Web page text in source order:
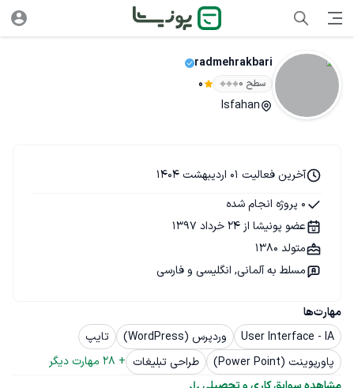
radmehrakbari
سطح ۰ 0
Isfahan
مهارت‌ها
User Interface - IA
وردپرس (WordPress)
تایپ
پاورپوینت (Power Point)
طراحی تبلیغات +
28 مهارت دیگر
آخرین فعالیت 01 اردیبهشت 1404
0 پروژه انجام شده
عضو پونیشا از 24 خرداد 1397
متولد 1380
مسلط به آلمانی, انگلیسی و فارسی